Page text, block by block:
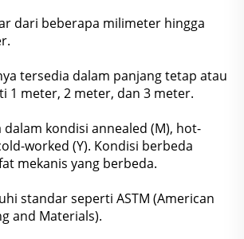
dari beberapa milimeter hingga
tersedia dalam panjang tetap atau
1 meter, 2 meter, dan 3 meter.
dalam kondisi annealed (M), hot-
worked (Y). Kondisi berbeda
mekanis yang berbeda.
standar seperti ASTM (American
and Materials).